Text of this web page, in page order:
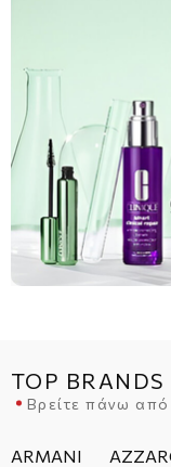
TOP BRANDS
Βρείτε πάνω
ARMANI